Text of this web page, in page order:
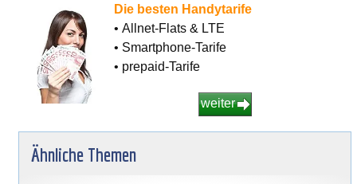
Die besten Handytarife
• Allnet-Flats & LTE
• Smartphone-Tarife
• prepaid-Tarife
weiter
Ähnliche Themen